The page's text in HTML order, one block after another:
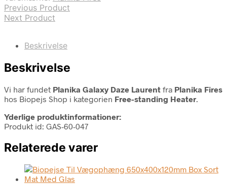
Previous Product
Next Product
Beskrivelse
Beskrivelse
Vi har fundet Planika Galaxy Daze Laurent fra Planika Fires
hos Biopejs Shop i kategorien Free-standing Heater.
Yderlige produktinformationer:
Produkt id: GAS-60-047
Relaterede varer